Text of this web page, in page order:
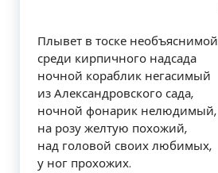
Плывет в тоске необъяснимой
среди кирпичного надсада
ночной кораблик негасимый
из Александровского сада,
ночной фонарик нелюдимый,
на розу желтую похожий,
над головой своих любимых,
у ног прохожих.